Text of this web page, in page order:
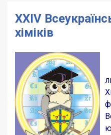
ХХІV
хіміків